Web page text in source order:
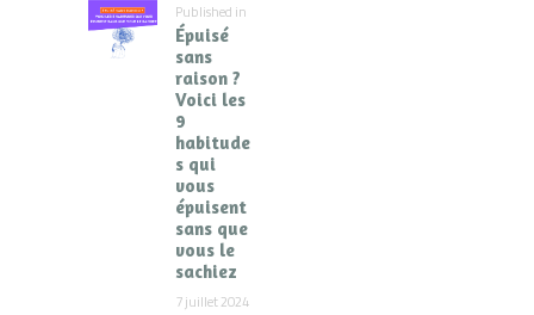
Published in
Épuisé
sans
raison ?
Voici les
9
habitude
s qui
vous
épuisent
sans que
vous le
sachiez
7 juillet 2024